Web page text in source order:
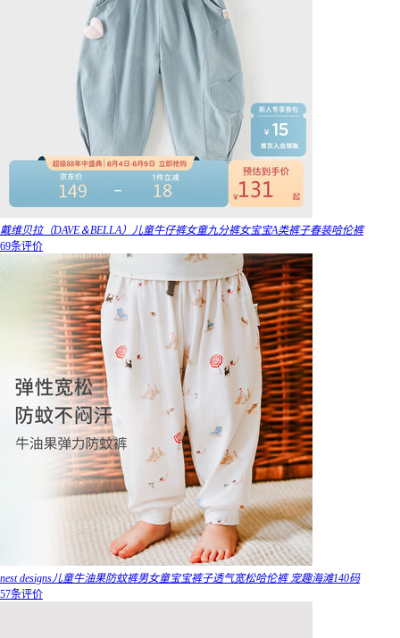
戴维贝拉（DAVE＆BELLA）儿童牛仔裤女童九分裤女宝宝A类裤子春装哈伦裤
69条评价
nest designs儿童牛油果防蚊裤男女童宝宝裤子透气宽松哈伦裤 宠趣海滩140码
57条评价